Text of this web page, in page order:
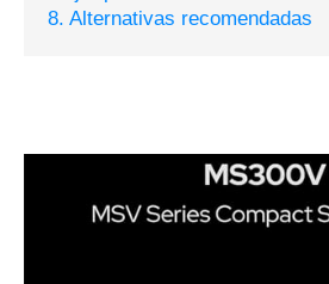
8. Alternativas recomendadas